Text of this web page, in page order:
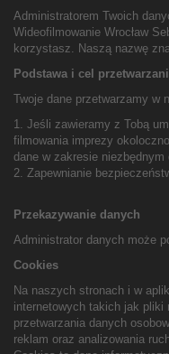
Administratorem Twoich
Wideofilmowanie Wrocław
korzystasz. Naszą nazwę
Podstawa i cel
Twoje dane przetwarzamy w
1. Jeśli zawieramy z Tobą
filmowania imprezy
dane w zakresie
2. Zapewnianie
Przekazywanie danych
Administrator danych może
Cookies
Na naszych stronach i w
internetowych takich jak pliki
przetwarzania danych
reklam oraz analizowania